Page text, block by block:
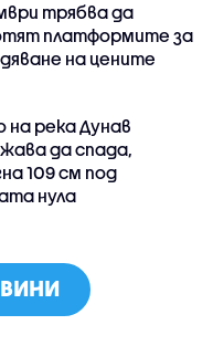
трябва да
платформите за
на цените
на река Дунав
да спада,
109 см под
нула